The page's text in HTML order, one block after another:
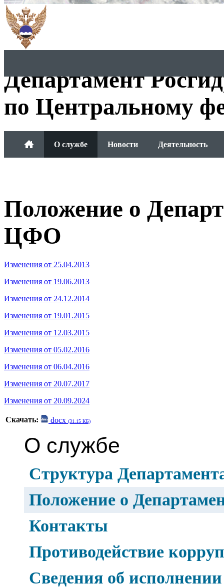
Департамент
по Центральному
О службе Новости Деятельность
Положение о
ЦФО
Изменения от 25.04.2013
Изменения от 19.06.2013
Изменения от 24.12.2014
Изменения от 19.01.2015
Изменения от 12.03.2015
Изменения от 05.02.2016
Изменения от 06.04.2016
Изменения от 20.07.2017
Изменения от 20.09.2024
Скачать: docx (31.15 КБ)
О службе
Структура
Положение о
Контакты
Противодействие
Сведения об